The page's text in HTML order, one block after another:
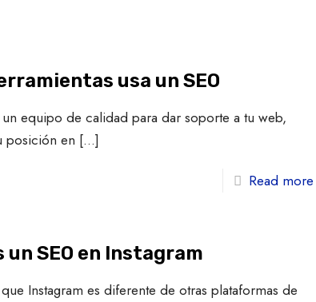
usa un SEO
un equipo de calidad para dar soporte a tu web,
posición en […]
Read more
un SEO en Instagram
Instagram es diferente de otras plataformas de